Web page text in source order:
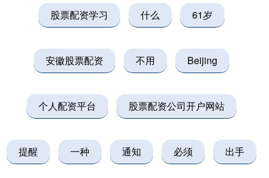
股票配资学习 什么 61岁
安徽股票配资 不用 Beijing
个人配资平台 股票配资公司开户网站
提醒 一种 通知 必须 出手